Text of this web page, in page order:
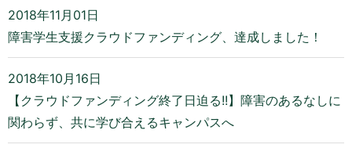
2018年11月01日
障害学生支援クラウドファンディング、達成しました！
2018年10月16日
【クラウドファンディング終了日迫る!!】障害のあるなしに
関わらず、共に学び合えるキャンパスへ